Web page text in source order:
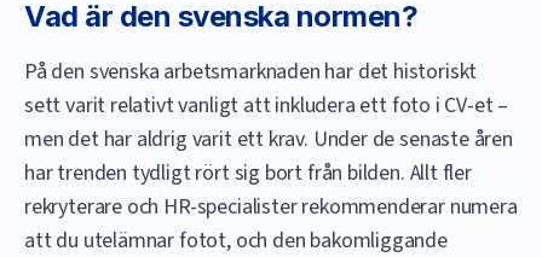
Vad är den svenska normen?
På den svenska arbetsmarknaden har det historiskt
sett varit relativt vanligt att inkludera ett foto i CV-et –
men det har aldrig varit ett krav. Under de senaste åren
har trenden tydligt rört sig bort från bilden. Allt fler
rekryterare och HR-specialister rekommenderar numera
att du utelämnar fotot, och den bakomliggande